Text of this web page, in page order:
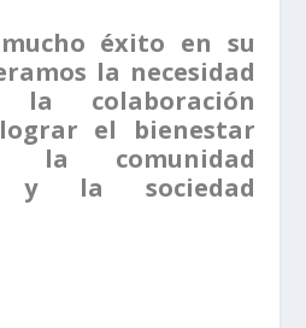
éxito en su
la necesidad
colaboración
el bienestar
la comunidad
y la sociedad